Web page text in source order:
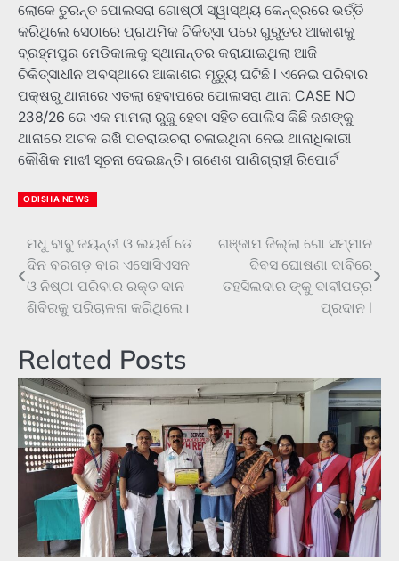
ଲୋକେ ତୁରନ୍ତ ପୋଲସରା ଗୋଷ୍ଠୀ ସ୍ୱାସ୍ଥ୍ୟ କେନ୍ଦ୍ରରେ ଭର୍ତ୍ତି
କରିଥିଲେ ସେଠାରେ ପ୍ରାଥମିକ ଚିକିତ୍ସା ପରେ ଗୁରୁତର ଆକାଶକୁ
ବ୍ରହ୍ମପୁର ମେଡିକାଲକୁ ସ୍ଥାନାନ୍ତର କରାଯାଇଥିଲା ଆଜି
ଚିକିତ୍ସାଧୀନ ଅବସ୍ଥାରେ ଆକାଶର ମୃତ୍ୟୁ ଘଟିଛି l ଏନେଇ ପରିବାର
ପକ୍ଷରୁ ଥାନାରେ ଏତଲା ହେବାପରେ ପୋଲସରା ଥାନା CASE NO
238/26 ରେ ଏକ ମାମଲା ରୁଜୁ ହେବା ସହିତ ପୋଲିସ କିଛି ଜଣଙ୍କୁ
ଥାନାରେ ଅଟକ ରଖି ପଚରାଉଚରା ଚଳାଇଥିବା ନେଇ ଥାନାଧିକାରୀ
କୌଶିକ ମାଝୀ ସୂଚନା ଦେଇଛନ୍ତି। ଗଣେଶ ପାଣିଗ୍ରାହୀ ରିପୋର୍ଟ
ODISHA NEWS
Post
navigation
ମଧୁ ବାବୁ ଜୟନ୍ତୀ ଓ ଲୟର୍ଶ ଡେ
ଦିନ ବରଗଡ଼ ବାର ଏସୋସିଏସନ
ଓ ନିଷ୍ଠା ପରିବାର ରକ୍ତ ଦାନ
ଶିବିରକୁ ପରିଚାଳନା କରିଥିଲେ।
ଗଞ୍ଜାମ ଜିଲ୍ଲା ଗୋ ସମ୍ମାନ
ଦିବସ ଘୋଷଣା ଦାବିରେ
ତହସିଲଦାର ଙ୍କୁ ଦାବୀପତ୍ର
ପ୍ରଦାନ l
Related Posts